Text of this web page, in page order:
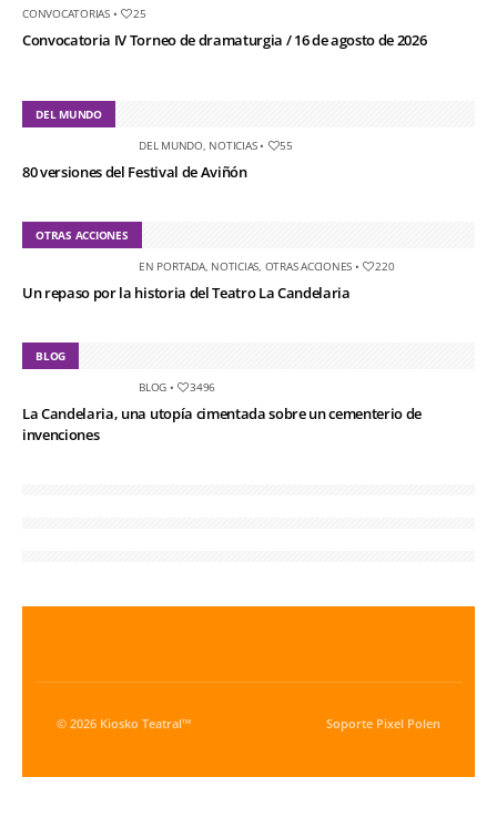
CONVOCATORIAS• 25
Convocatoria IV Torneo de dramaturgia / 16 de agosto de 2026
DEL MUNDO
DEL MUNDO, NOTICIAS• 55
80 versiones del Festival de Aviñón
OTRAS ACCIONES
EN PORTADA, NOTICIAS OTRAS ACCIONES • 220
Un repaso por la historia del Teatro La Candelaria
BLOG
BLOG • 3496
La Candelaria, una utopía cimentada sobre un cementerio de
invenciones
© 2026 Kiosko Teatral™ Soporte Pixel Polen